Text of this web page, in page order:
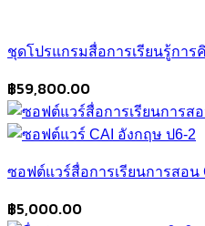
ชุดโปรแกรมสื่อการเรียนรู้การ
฿59,800.00
ซอฟต์แวร์สื่อการเรียนการสอน
฿5,000.00